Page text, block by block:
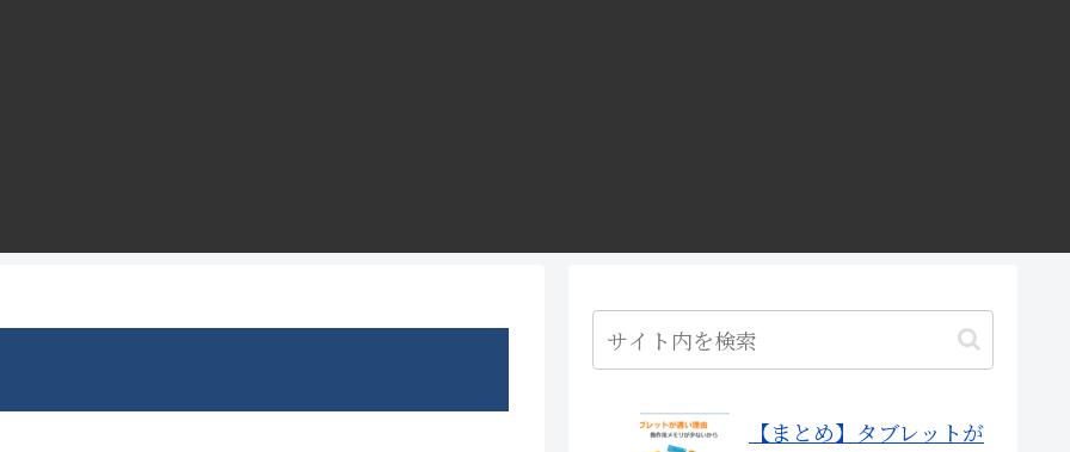
【まとめ】タブレットが